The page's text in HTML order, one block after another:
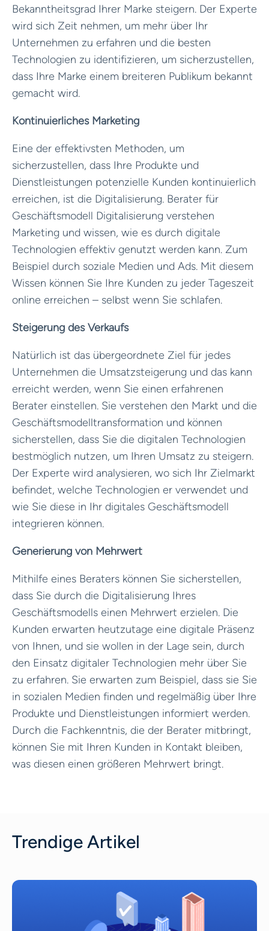
Bekanntheitsgrad Ihrer Marke steigern. Der Experte
wird sich Zeit nehmen, um mehr über Ihr
Unternehmen zu erfahren und die besten
Technologien zu identifizieren, um sicherzustellen,
dass Ihre Marke einem breiteren Publikum bekannt
gemacht wird.
Kontinuierliches Marketing
Eine der effektivsten Methoden, um
sicherzustellen, dass Ihre Produkte und
Dienstleistungen potenzielle Kunden kontinuierlich
erreichen, ist die Digitalisierung. Berater für
Geschäftsmodell Digitalisierung verstehen
Marketing und wissen, wie es durch digitale
Technologien effektiv genutzt werden kann. Zum
Beispiel durch soziale Medien und Ads. Mit diesem
Wissen können Sie Ihre Kunden zu jeder Tageszeit
online erreichen – selbst wenn Sie schlafen.
Steigerung des Verkaufs
Natürlich ist das übergeordnete Ziel für jedes
Unternehmen die Umsatzsteigerung und das kann
erreicht werden, wenn Sie einen erfahrenen
Berater einstellen. Sie verstehen den Markt und die
Geschäftsmodelltransformation und können
sicherstellen, dass Sie die digitalen Technologien
bestmöglich nutzen, um Ihren Umsatz zu steigern.
Der Experte wird analysieren, wo sich Ihr Zielmarkt
befindet, welche Technologien er verwendet und
wie Sie diese in Ihr digitales Geschäftsmodell
integrieren können.
Generierung von Mehrwert
Mithilfe eines Beraters können Sie sicherstellen,
dass Sie durch die Digitalisierung Ihres
Geschäftsmodells einen Mehrwert erzielen. Die
Kunden erwarten heutzutage eine digitale Präsenz
von Ihnen, und sie wollen in der Lage sein, durch
den Einsatz digitaler Technologien mehr über Sie
zu erfahren. Sie erwarten zum Beispiel, dass sie Sie
in sozialen Medien finden und regelmäßig über Ihre
Produkte und Dienstleistungen informiert werden.
Durch die Fachkenntnis, die der Berater mitbringt,
können Sie mit Ihren Kunden in Kontakt bleiben,
was diesen einen größeren Mehrwert bringt.
Trendige Artikel